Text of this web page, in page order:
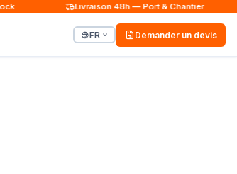
Livraison 48h — Port & Chantier
FR Demander un devis